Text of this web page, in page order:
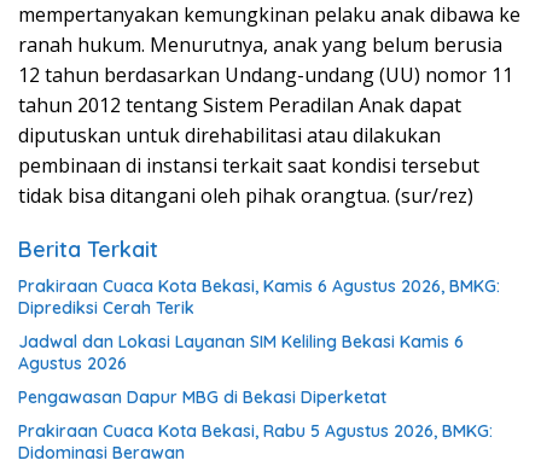
mempertanyakan kemungkinan pelaku anak dibawa ke
ranah hukum. Menurutnya, anak yang belum berusia
12 tahun berdasarkan Undang-undang (UU) nomor 11
tahun 2012 tentang Sistem Peradilan Anak dapat
diputuskan untuk direhabilitasi atau dilakukan
pembinaan di instansi terkait saat kondisi tersebut
tidak bisa ditangani oleh pihak orangtua. (sur/rez)
Berita Terkait
Prakiraan Cuaca Kota Bekasi, Kamis 6 Agustus 2026, BMKG:
Diprediksi Cerah Terik
Jadwal dan Lokasi Layanan SIM Keliling Bekasi Kamis 6
Agustus 2026
Pengawasan Dapur MBG di Bekasi Diperketat
Prakiraan Cuaca Kota Bekasi, Rabu 5 Agustus 2026, BMKG:
Didominasi Berawan